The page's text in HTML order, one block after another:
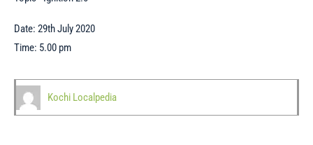
Date: 29th July 2020
Time: 5.00 pm
Kochi Localpedia